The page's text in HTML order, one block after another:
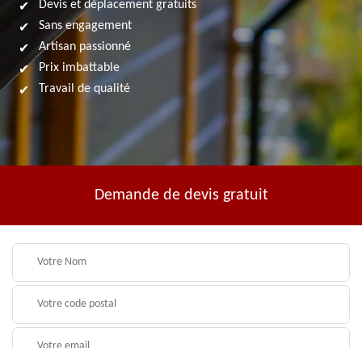
Devis et déplacement gratuits
Sans engagement
Artisan passionné
Prix imbattable
Travail de qualité
Demande de devis gratuit